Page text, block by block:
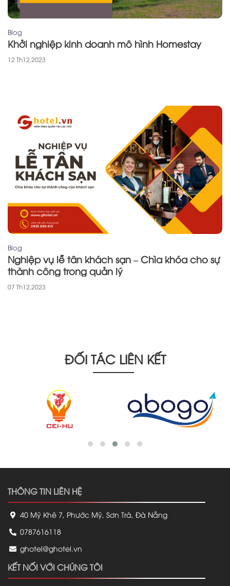
Blog
Khởi nghiệp kinh doanh mô hình Homestay
12 Th12,2023
Blog
Nghiệp vụ lễ tân khách sạn – Chìa khóa cho sự
thành công trong quản lý
07 Th12,2023
ĐỐI TÁC LIÊN KẾT
THÔNG TIN LIÊN HỆ
40 Mỹ Khê 7, Phước Mỹ, Sơn Trà, Đà Nẵng
0787616118
ghotel@ghotel.vn
KẾT NỐI VỚI CHÚNG TÔI